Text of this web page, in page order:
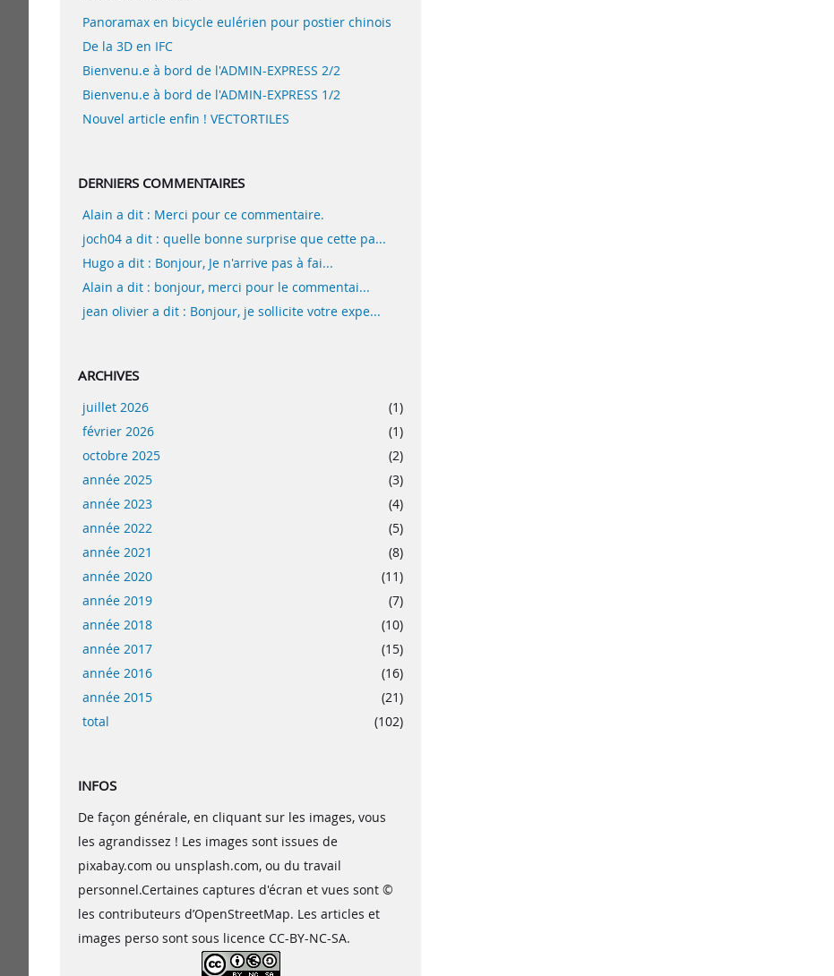
Panoramax en bicycle eulérien pour postier chinois
De la 3D en IFC
Bienvenu.e à bord de l'ADMIN-EXPRESS 2/2
Bienvenu.e à bord de l'ADMIN-EXPRESS 1/2
Nouvel article enfin ! VECTORTILES
DERNIERS COMMENTAIRES
Alain a dit : Merci pour ce commentaire.
joch04 a dit : quelle bonne surprise que cette pa...
Hugo a dit : Bonjour, Je n'arrive pas à fai...
Alain a dit : bonjour, merci pour le commentai...
jean olivier a dit : Bonjour, je sollicite votre expe...
ARCHIVES
juillet 2026
(1)
février 2026
(1)
octobre 2025
(2)
année 2025
(3)
année 2023
(4)
année 2022
(5)
année 2021
(8)
année 2020
(11)
année 2019
(7)
année 2018
(10)
année 2017
(15)
année 2016
(16)
année 2015
(21)
total
(102)
INFOS
De façon générale, en cliquant sur les images, vous
les agrandissez ! Les images sont issues de
pixabay.com ou unsplash.com, ou du travail
personnel.Certaines captures d'écran et vues sont ©
les contributeurs d’OpenStreetMap. Les articles et
images perso sont sous licence CC-BY-NC-SA.